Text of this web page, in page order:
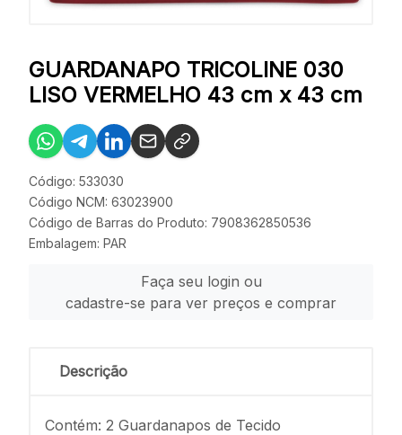
GUARDANAPO TRICOLINE 030
LISO VERMELHO 43 cm x 43 cm
Código: 533030
Código NCM: 63023900
Código de Barras do Produto: 7908362850536
Embalagem: PAR
Faça seu login ou
cadastre-se para ver preços e comprar
Descrição
Contém: 2 Guardanapos de Tecido